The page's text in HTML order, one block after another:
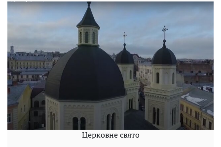
Церковне свято